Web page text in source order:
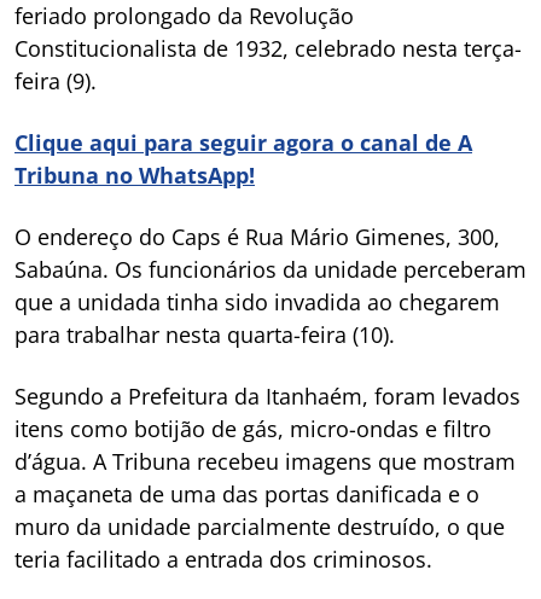
feriado prolongado da Revolução
Constitucionalista de 1932, celebrado nesta terça-
feira (9).
Clique aqui para seguir agora o canal de A
Tribuna no WhatsApp!
O endereço do Caps é Rua Mário Gimenes, 300,
Sabaúna. Os funcionários da unidade perceberam
que a unidada tinha sido invadida ao chegarem
para trabalhar nesta quarta-feira (10).
Segundo a Prefeitura da Itanhaém, foram levados
itens como botijão de gás, micro-ondas e filtro
d’água. A Tribuna recebeu imagens que mostram
a maçaneta de uma das portas danificada e o
muro da unidade parcialmente destruído, o que
teria facilitado a entrada dos criminosos.